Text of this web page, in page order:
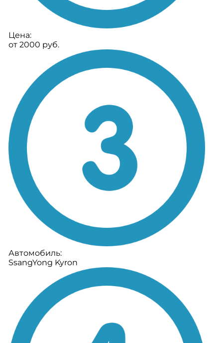
Цена:
от 2000 руб.
Автомобиль:
SsangYong Kyron